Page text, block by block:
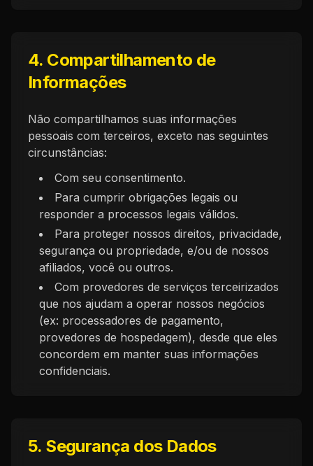
4. Compartilhamento de
Informações
Não compartilhamos suas informações
pessoais com terceiros, exceto nas seguintes
circunstâncias:
Com seu consentimento.
Para cumprir obrigações legais ou
responder a processos legais válidos.
Para proteger nossos direitos, privacidade,
segurança ou propriedade, e/ou de nossos
afiliados, você ou outros.
Com provedores de serviços terceirizados
que nos ajudam a operar nossos negócios
(ex: processadores de pagamento,
provedores de hospedagem), desde que eles
concordem em manter suas informações
confidenciais.
5. Segurança dos Dados